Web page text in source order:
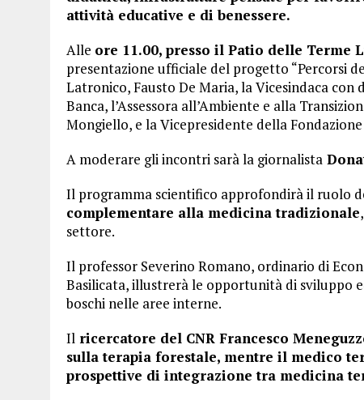
attività educative e di benessere.
Alle ore 11.00, presso il Patio delle Terme
presentazione ufficiale del progetto “Percorsi
Latronico, Fausto De Maria, la Vicesindaca
Banca, l’Assessora all’Ambiente e alla
Mongiello, e la Vicepresidente della
A moderare gli incontri sarà la giornalista
Il programma scientifico approfondirà il ruolo
complementare alla medicina tradizionale
settore.
Il professor Severino Romano, ordinario di
Basilicata, illustrerà le opportunità di sviluppo
boschi nelle aree interne.
Il ricercatore del CNR Francesco
sulla terapia forestale, mentre il medico
prospettive di integrazione tra medicina